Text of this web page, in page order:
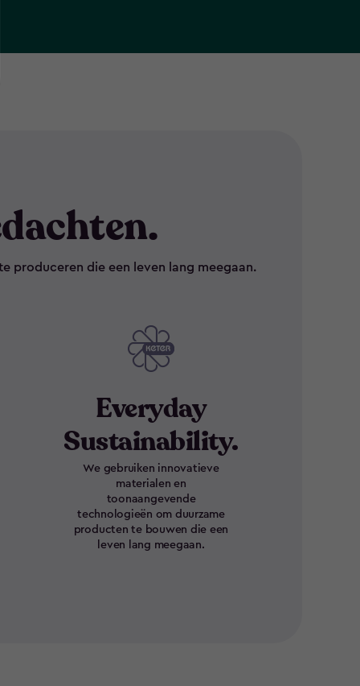
produceren die een leven lang meegaan.
Everyday
Sustainability.
We gebruiken innovatieve
materialen en
toonaangevende
technologieën om duurzame
producten te bouwen die een
leven lang meegaan.